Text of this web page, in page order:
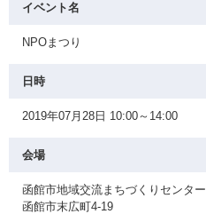
イベント名
NPOまつり
日時
2019年07月28日 10:00～14:00
会場
函館市地域交流まちづくりセンター
函館市末広町4-19